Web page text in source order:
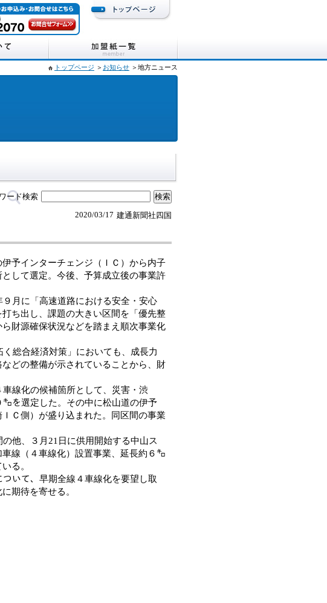
トップページ ＞ お知らせ ＞地方ニュース
ード検索
建通新聞社四国
2020/03/17
予インターチェンジ（ＩＣ）から内子
して選定。今後、予算成立後の事業許
月に「高速道路における安全・安心
ち出し、課題の大きい区間を「優先整
財源確保状況などを踏まえ順次事業化
総合経済対策」においても、成長力
どの整備が示されていることから、財
線化の候補箇所として、災害・渋
を選定した。その中に松山道の伊予
Ｃ側）が盛り込まれた。同区間の事業
他、３月21日に供用開始する中山ス
線（４車線化）設置事業、延長約６㌔
る。
いて、早期全線４車線化を要望し取
期待を寄せる。